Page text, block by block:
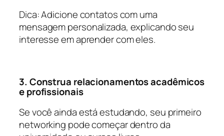
Dica: Adicione contatos com uma
mensagem personalizada, explicando seu
interesse em aprender com eles.
3. Construa relacionamentos acadêmicos
e profissionais
Se você ainda está estudando, seu primeiro
networking pode começar dentro da